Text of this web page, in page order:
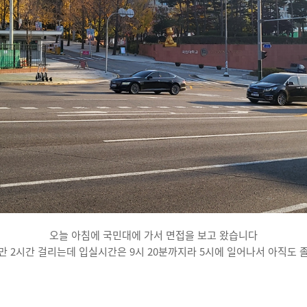
오늘 아침에 국민대에 가서 면접을 보고 왔습니다
2시간 걸리는데 입실시간은 9시 20분까지라 5시에 일어나서 아직도